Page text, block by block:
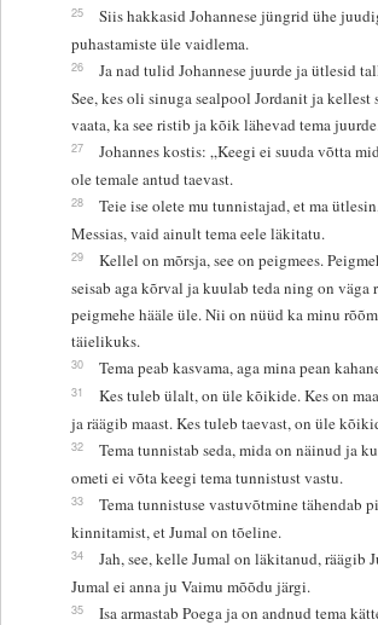
25
Siis hakkasid Johannese jüngrid ühe
puhastamiste üle vaidlema.
26
Ja nad tulid Johannese juurde ja ütlesid
See, kes oli sinuga sealpool Jordanit ja kellest
vaata, ka see ristib ja kõik lähevad tema
27
Johannes kostis: „Keegi ei suuda võtta
ole temale antud taevast.
28
Teie ise olete mu tunnistajad, et ma
Messias, vaid ainult tema eele läkitatu.
29
Kellel on mõrsja, see on peigmees.
seisab aga kõrval ja kuulab teda ning on väga
peigmehe hääle üle. Nii on nüüd ka minu
täielikuks.
30 Tema peab kasvama, aga mina pean
31
Kes tuleb ülalt, on üle kõikide. Kes on
ja räägib maast. Kes tuleb taevast, on üle
32
Tema tunnistab seda, mida on näinud ja
ometi ei võta keegi tema tunnistust vastu.
33
Tema tunnistuse vastuvõtmine tähendab
kinnitamist, et Jumal on tõeline.
34
Jah, see, kelle Jumal on läkitanud, räägib
Jumal ei anna ju Vaimu mõõdu järgi.
35 Isa armastab Poega ja on andnud tema